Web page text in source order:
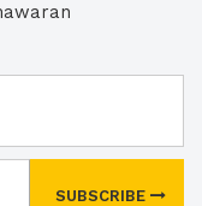
SUBSCRIBE